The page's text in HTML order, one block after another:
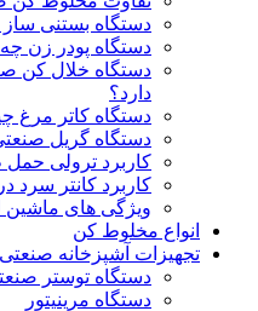
دستگاه بستنی
دستگاه پودر زن چه
دستگاه خلال کن
دارد؟
دستگاه کاتر مرغ
دستگاه گریل
کاربرد ترولی
کاربرد کانتر سرد
ویژگی های
انواع مخلوط کن
تجهیزات آشپزخانه صنعتی
دستگاه توستر
دستگاه مرینیتور